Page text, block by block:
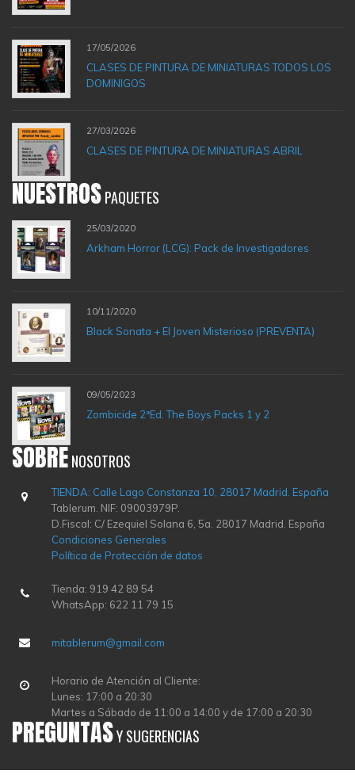
17/05/2026
CLASES DE PINTURA DE MINIATURAS TODOS LOS
DOMINIGOS
27/03/2026
CLASES DE PINTURA DE MINIATURAS ABRIL
NUESTROSPAQUETES
25/03/2020
Arkham Horror (LCG): Pack de Investigadores
10/11/2020
Black Sonata + El Joven Misterioso (PREVENTA)
09/05/2023
Zombicide 2ªEd: The Boys Packs 1 y 2
SOBRENOSOTROS
TIENDA: Calle Lago Constanza 10, 28017 Madrid. España
Tablerum. NIF: 09003979P.
D.Fiscal: C/ Ezequiel Solana 6, 5a. 28017 Madrid. España
Condiciones Generales
Política de Protección de datos
Tienda: 919 42 89 54
WhatsApp: 622 11 79 15
mitablerum@gmail.com
Horario de Atención al Cliente:
Lunes: 17:00 a 20:30
Martes a Sábado de 11:00 a 14:00 y de 17:00 a 20:30
PREGUNTASY SUGERENCIAS